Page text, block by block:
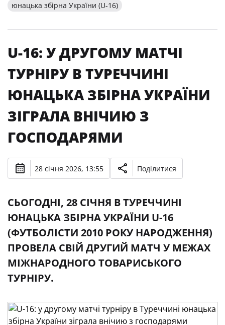
юнацька збірна України (U-16)
U-16: У ДРУГОМУ МАТЧІ
ТУРНІРУ В ТУРЕЧЧИНІ
ЮНАЦЬКА ЗБІРНА УКРАЇНИ
ЗІГРАЛА ВНІЧИЮ З
ГОСПОДАРЯМИ
28 січня 2026, 13:55 Поділитися
СЬОГОДНІ, 28 СІЧНЯ В ТУРЕЧЧИНІ
ЮНАЦЬКА ЗБІРНА УКРАЇНИ U-16
(ФУТБОЛІСТИ 2010 РОКУ НАРОДЖЕННЯ)
ПРОВЕЛА СВІЙ ДРУГИЙ МАТЧ У МЕЖАХ
МІЖНАРОДНОГО ТОВАРИСЬКОГО
ТУРНІРУ.